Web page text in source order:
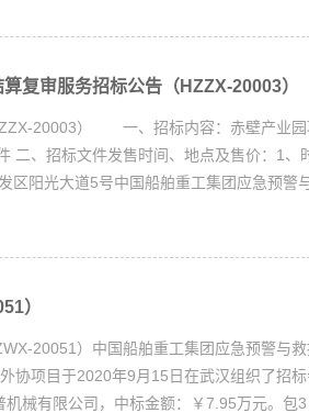
复审服务招标公告（HZZX-20003）
20003） 一、招标内容：赤壁产业园
二、招标文件发售时间、地点及售价：1、
区阳光大道5号中国船舶重工集团应急预警
）
20051）中国船舶重工集团应急预警与
协项目于2020年9月15日在武汉组织了招
械有限公司，中标金额：￥7.95万元。包